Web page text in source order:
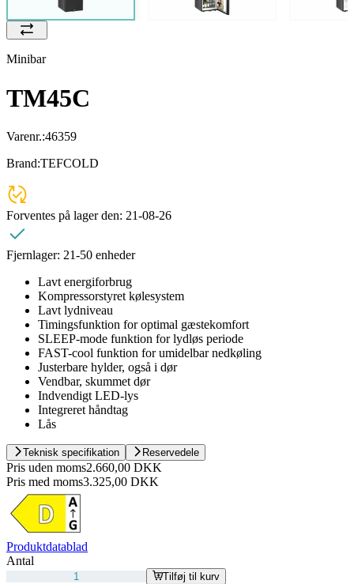
Minibar
TM45C
Varenr.:46359
Brand:TEFCOLD
Forventes på lager den: 21-08-26
Fjernlager: 21-50 enheder
Lavt energiforbrug
Kompressorstyret kølesystem
Lavt lydniveau
Timingsfunktion for optimal gæstekomfort
SLEEP-mode funktion for lydløs periode
FAST-cool funktion for umidelbar nedkøling
Justerbare hylder, også i dør
Vendbar, skummet dør
Indvendigt LED-lys
Integreret håndtag
Lås
Teknisk specifikation Reservedele
Pris uden moms2.660,00 DKK
Pris med moms3.325,00 DKK
Produktdatablad
Antal
Tilføj til kurv